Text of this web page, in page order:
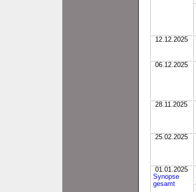
12.12.2025
06.12.2025
28.11.2025
25.02.2025
01.01.2025
Synopse
gesamt